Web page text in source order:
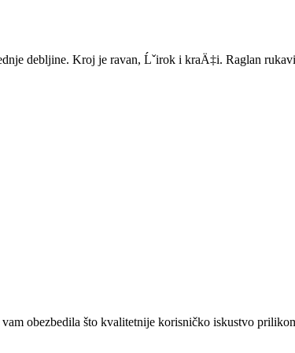
debljine. Kroj je ravan, Ĺˇirok i kraÄ‡i. Raglan
obezbedila što kvalitetnije korisničko iskustvo